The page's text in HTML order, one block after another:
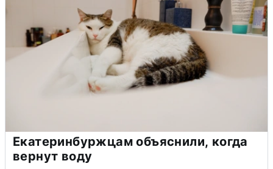
Екатеринбуржцам объяснили, когда
вернут воду